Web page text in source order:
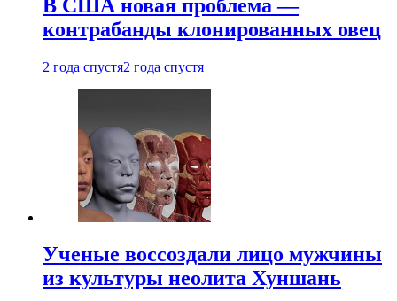
В США новая проблема —
контрабанды клонированных овец
2 года спустя2 года спустя
Ученые воссоздали лицо мужчины
из культуры неолита Хуншань